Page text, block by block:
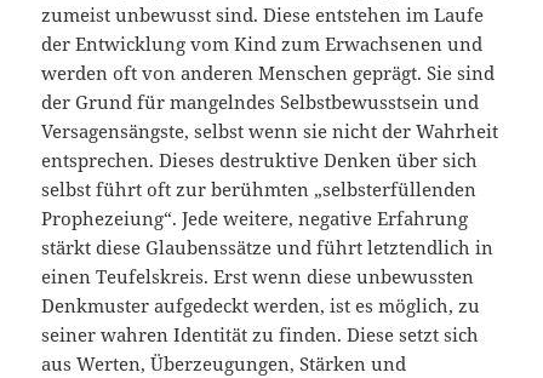
zumeist unbewusst sind. Diese entstehen im Laufe
der Entwicklung vom Kind zum Erwachsenen und
werden oft von anderen Menschen geprägt. Sie sind
der Grund für mangelndes Selbstbewusstsein und
Versagensängste, selbst wenn sie nicht der Wahrheit
entsprechen. Dieses destruktive Denken über sich
selbst führt oft zur berühmten „selbsterfüllenden
Prophezeiung“. Jede weitere, negative Erfahrung
stärkt diese Glaubenssätze und führt letztendlich in
einen Teufelskreis. Erst wenn diese unbewussten
Denkmuster aufgedeckt werden, ist es möglich, zu
seiner wahren Identität zu finden. Diese setzt sich
aus Werten, Überzeugungen, Stärken und